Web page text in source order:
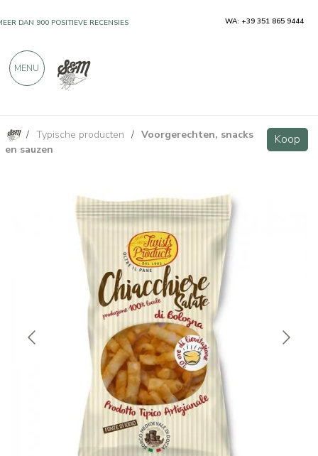
/ Typische producten / Voorgerechten, snacks
en sauzen
Koop
Traditionele zoute chiacchière uit Bologna, 180 g Koop
DAN 900 POSITIEVE RECENSIES WA: +39 351 865 9444
MENU